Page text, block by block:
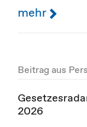
mehr
Beitrag aus
2026